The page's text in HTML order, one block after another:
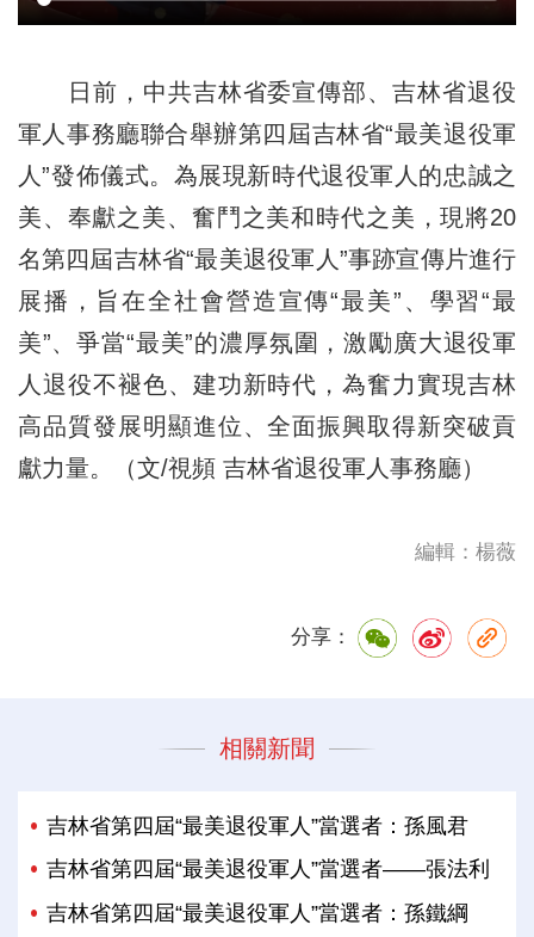
日前，中共吉林省委宣傳部、吉林省退役
軍人事務廳聯合舉辦第四屆吉林省“最美退役軍
人”發佈儀式。為展現新時代退役軍人的忠誠之
美、奉獻之美、奮鬥之美和時代之美，現將20
名第四屆吉林省“最美退役軍人”事跡宣傳片進行
展播，旨在全社會營造宣傳“最美”、學習“最
美”、爭當“最美”的濃厚氛圍，激勵廣大退役軍
人退役不褪色、建功新時代，為奮力實現吉林
高品質發展明顯進位、全面振興取得新突破貢
獻力量。（文/視頻 吉林省退役軍人事務廳）
編輯：楊薇
分享：
相關新聞
吉林省第四屆“最美退役軍人”當選者：孫風君
吉林省第四屆“最美退役軍人”當選者——張法利
吉林省第四屆“最美退役軍人”當選者：孫鐵綱